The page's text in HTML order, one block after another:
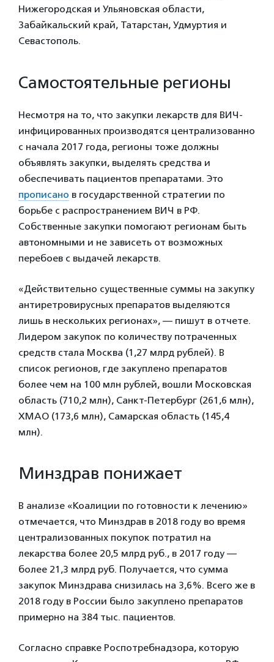
Нижегородская и Ульяновская области,
Забайкальский край, Татарстан, Удмуртия и
Севастополь.
Самостоятельные регионы
Несмотря на то, что закупки лекарств для ВИЧ-
инфицированных производятся централизованно
с начала 2017 года, регионы тоже должны
объявлять закупки, выделять средства и
обеспечивать пациентов препаратами. Это
прописано в государственной стратегии по
борьбе с распространением ВИЧ в РФ.
Собственные закупки помогают регионам быть
автономными и не зависеть от возможных
перебоев с выдачей лекарств.
«Действительно существенные суммы на закупку
антиретровирусных препаратов выделяются
лишь в нескольких регионах», — пишут в отчете.
Лидером закупок по количеству потраченных
средств стала Москва (1,27 млрд рублей). В
список регионов, где закуплено препаратов
более чем на 100 млн рублей, вошли Московская
область (710,2 млн), Санкт-Петербург (261,6 млн),
ХМАО (173,6 млн), Самарская область (145,4
млн).
Минздрав понижает
В анализе «Коалиции по готовности к лечению»
отмечается, что Минздрав в 2018 году во время
централизованных покупок потратил на
лекарства более 20,5 млрд руб., в 2017 году —
более 21,3 млрд руб. Получается, что сумма
закупок Минздрава снизилась на 3,6%. Всего же в
2018 году в России было закуплено препаратов
примерно на 384 тыс. пациентов.
Согласно справке Роспотребнадзора, которую